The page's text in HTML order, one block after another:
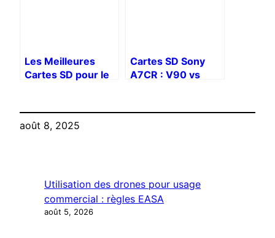
Les Meilleures
Cartes SD pour le
Cartes SD Sony
A7CR : V90 vs
août 8, 2025
Utilisation des drones pour usage
commercial : règles EASA
août 5, 2026